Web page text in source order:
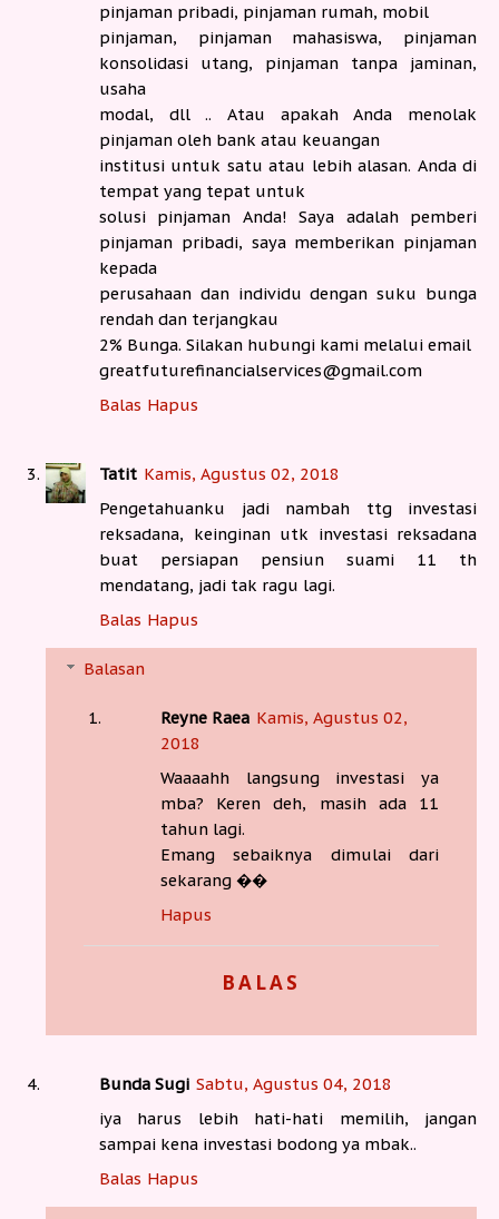
pinjaman pribadi, pinjaman rumah, mobil
pinjaman, pinjaman mahasiswa, pinjaman
konsolidasi utang, pinjaman tanpa jaminan,
usaha
modal, dll .. Atau apakah Anda menolak
pinjaman oleh bank atau keuangan
institusi untuk satu atau lebih alasan. Anda di
tempat yang tepat untuk
solusi pinjaman Anda! Saya adalah pemberi
pinjaman pribadi, saya memberikan pinjaman
kepada
perusahaan dan individu dengan suku bunga
rendah dan terjangkau
2% Bunga. Silakan hubungi kami melalui email
greatfuturefinancialservices@gmail.com
Balas Hapus
Tatit Kamis, Agustus 02, 2018
Pengetahuanku jadi nambah ttg investasi
reksadana, keinginan utk investasi reksadana
buat persiapan pensiun suami 11 th
mendatang, jadi tak ragu lagi.
Balas Hapus
Balasan
Reyne Raea Kamis, Agustus 02,
2018
Waaaahh langsung investasi ya
mba? Keren deh, masih ada 11
tahun lagi.
Emang sebaiknya dimulai dari
sekarang ��
Hapus
BALAS
Bunda Sugi Sabtu, Agustus 04, 2018
iya harus lebih hati-hati memilih, jangan
sampai kena investasi bodong ya mbak..
Balas Hapus